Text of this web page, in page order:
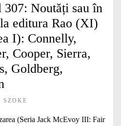
307: Noutăți sau în
editura Rao (XI)
I): Connelly,
Cooper, Sierra,
Goldberg,
(Seria Jack McEvoy III: Fair